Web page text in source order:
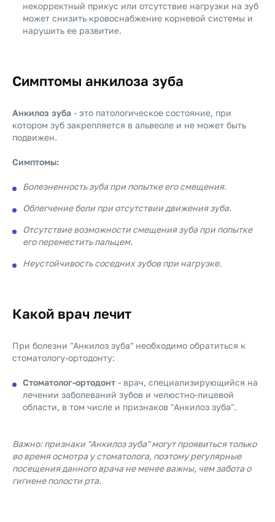
некорректный прикус или отсутствие нагрузки на зуб
может снизить кровоснабжение корневой системы и
нарушить ее развитие.
Симптомы анкилоза зуба
Анкилоз зуба - это патологическое состояние, при
котором зуб закрепляется в альвеоле и не может быть
подвижен.
Симптомы:
Болезненность зуба при попытке его смещения.
Облегчение боли при отсутствии движения зуба.
Отсутствие возможности смещения зуба при попытке
его переместить пальцем.
Неустойчивость соседних зубов при нагрузке.
Какой врач лечит
При болезни "Анкилоз зуба" необходимо обратиться к
стоматологу-ортодонту:
Стоматолог-ортодонт - врач, специализирующийся на
лечении заболеваний зубов и челюстно-лицевой
области, в том числе и признаков "Анкилоз зуба".
Важно: признаки "Анкилоз зуба" могут проявиться только
во время осмотра у стоматолога, поэтому регулярные
посещения данного врача не менее важны, чем забота о
гигиене полости рта.